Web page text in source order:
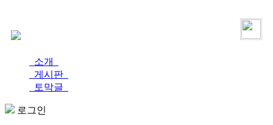
소개
게시판
토막글
로그인